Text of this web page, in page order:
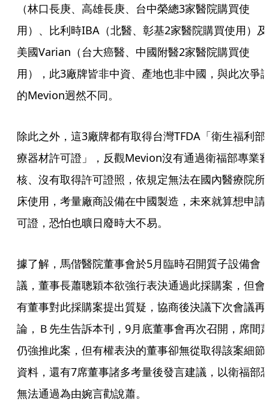
（林口長庚、高雄長庚、台中榮總3家醫院購買使
用）、比利時IBA（北醫、彰基2家醫院購買使用）及
美國Varian（台大癌醫、中國附醫2家醫院購買使
用），此3廠牌皆非中資、產地也非中國，與此次爭
的Mevion迥然不同。
除此之外，這3廠牌都有取得台灣TFDA「衛生福利部
療器材許可證」，反觀Mevion沒有通過衛福部專業
核、沒有取得許可證照，依規定無法在國內醫療院所
床使用，考量廠商設備在中國製造，未來就算想申請
可證，恐怕也曠日廢時大不易。
據了解，馬偕醫院董事會於5月臨時召開質子設備會
議，董事長蕭聰穎本欲強行表決通過此採購案，但會
有董事對此採購案提出質疑，協商後決議下次會議再
論，Ｂ先生告訴本刊，9月底董事會再次召開，席間
仍強推此案，但有權表決的董事卻無從取得該案細節
資料，還有7席董事諸多考量後發言建議，以衛福部
無法通過為由婉言勸說蕭。